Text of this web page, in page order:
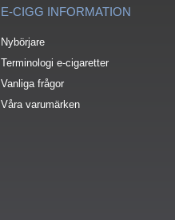
E-CIGG INFORMATION
Nybörjare
Terminologi e-cigaretter
Vanliga frågor
Våra varumärken